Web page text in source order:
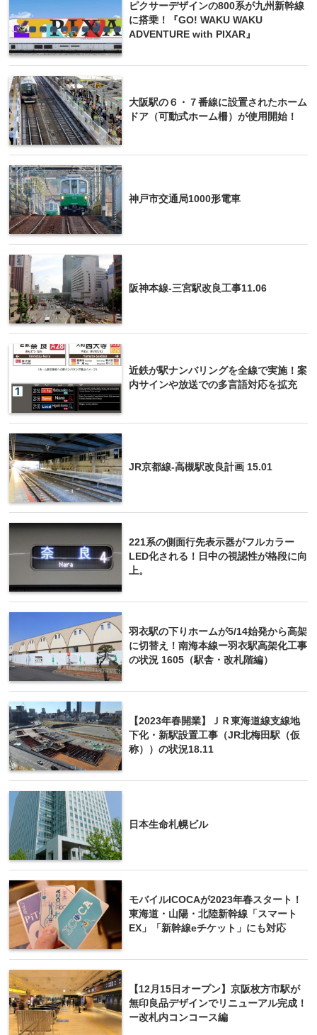
ピクサーデザインの800系が九州新幹線
に搭乗！『GO! WAKU WAKU
ADVENTURE with PIXAR』
大阪駅の６・７番線に設置されたホーム
ドア（可動式ホーム柵）が使用開始！
神戸市交通局1000形電車
阪神本線-三宮駅改良工事11.06
近鉄が駅ナンバリングを全線で実施！案
内サインや放送での多言語対応を拡充
JR京都線-高槻駅改良計画 15.01
221系の側面行先表示器がフルカラー
LED化される！日中の視認性が格段に向
上。
羽衣駅の下りホームが5/14始発から高架
に切替え！南海本線ー羽衣駅高架化工事
の状況 1605（駅舎・改札階編）
【2023年春開業】ＪＲ東海道線支線地
下化・新駅設置工事（JR北梅田駅（仮
称））の状況18.11
日本生命札幌ビル
モバイルICOCAが2023年春スタート！
東海道・山陽・北陸新幹線「スマート
EX」「新幹線eチケット」にも対応
【12月15日オープン】京阪枚方市駅が
無印良品デザインでリニューアル完成！
ー改札内コンコース編